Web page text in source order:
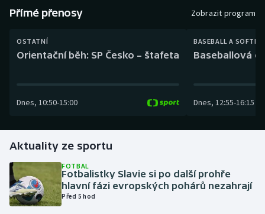
Curling
Dostihy
Gymnastika
Házená
Jezdectví
Přímé přenosy Zobrazit program
OSTATNÍ
Orientační běh: SP Česko – štafeta
Dnes, 10:50-15:00
BASEBALL A
Baseballová
Dnes, 12:55-16:15
Aktuality ze sportu
FOTBAL
Fotbalistky Slavie si po další prohře
hlavní fázi evropských pohárů nezahrají
Před 5 hod